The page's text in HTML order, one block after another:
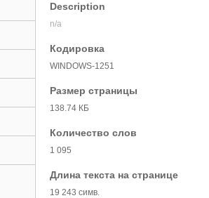
Description
n/a
Кодировка
WINDOWS-1251
Размер страницы
138.74 КБ
Количество слов
1 095
Длина текста на странице
19 243 симв.